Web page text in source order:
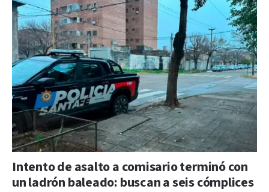
Intento de asalto a comisario terminó con
un ladrón baleado: buscan a seis cómplices